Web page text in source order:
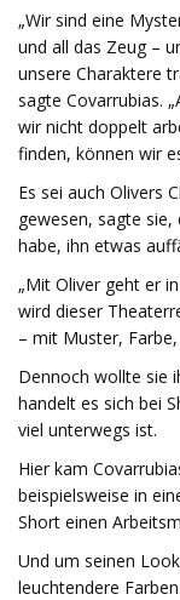
„Wir sind eine
und all das Zeug –
unsere Charaktere
sagte Covarrubias.
wir nicht doppelt
finden, können wir
Es sei auch Olivers
gewesen, sagte
habe, ihn etwas
„Mit Oliver geht er
wird dieser
– mit Muster, Farbe,
Dennoch wollte sie
handelt es sich bei
viel unterwegs ist.
Hier kam
beispielsweise in
Short einen
Und um seinen
leuchtendere